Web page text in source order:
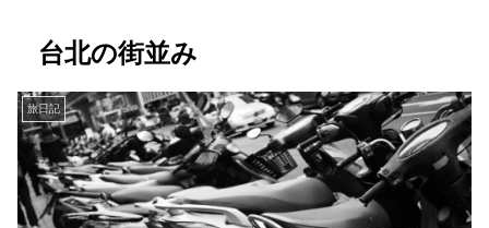
台北の街並み
旅日記